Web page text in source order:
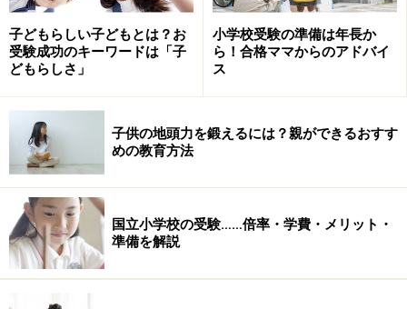
子どもらしい子どもとは？お
受験成功のキーワードは「子
どもらしさ」
小学校受験の準備は年長か
ら！合格ママからのアドバイ
ス
子供の地頭力を鍛えるには？親ができるおすす
めの教育方法
国立小学校の受験……倍率・学費・メリット・
準備を解説